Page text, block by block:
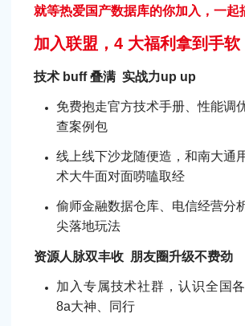
就等热爱国产数据库的你加入，一起
加入联盟，4 大福利拿到手软
技术 buff 叠满 实战力up up
免费抱走官方技术手册、性能调
查案例包
线上线下沙龙随便造，和南大通
术大牛面对面唠嗑取经
偷师金融数据仓库、电信经营分
尖落地玩法
资源人脉双丰收 朋友圈升级不费劲
加入专属技术社群，认识全国
8a大神、同行